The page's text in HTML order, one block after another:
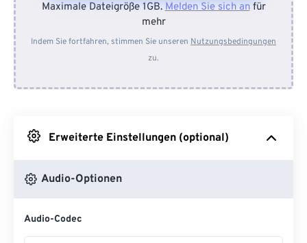
Vom Gerät
Von Dropbox
Maximale Dateigröße 1GB.Melden Sie sich anfür
mehr
Indem Sie fortfahren, stimmen Sie unseren Nutzungsbedingungen
zu.
Erweiterte Einstellungen (optional)
Audio-Optionen
Audio-Codec